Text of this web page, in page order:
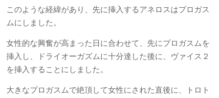
このような経緯があり、先に挿入するアネロスはプロガス
ムにしました。
女性的な興奮が高まった日に合わせて、先にプロガスムを
挿入し、ドライオーガズムに十分達した後に、ヴァイス２
を挿入することにしました。
大きなプロガスムで絶頂して女性にされた直後に、トロト